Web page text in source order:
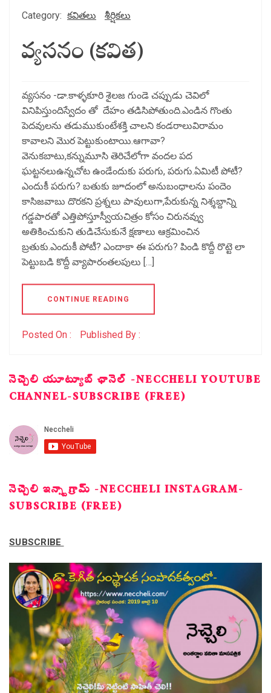
Category: కవితలు శీర్షికలు
వ్యసనం (కవిత)
వ్యసనం -డా.కాళ్ళకూరి శైలజ గుండె చప్పుడు చెవిలో
వినిపిస్తుందిస్వేదం తో దేహం తడిసిపోతుంది.ఎండిన గొంతు
పెదవులను తడుముకుంటేశక్తి చాలని కండరాలువిరామం
కావాలని మొర పెట్టుకుంటాయి.ఆగావా?
వెనుకబాటు,కన్నుమూసి తెరిచేలోగా వందల పద
ఘట్టనలుఉన్నచోట ఉండేందుకు పరుగు, పరుగు.ఏమిటీ పోటీ?
ఎందుకీ పరుగు? బతుకు జూదంలో అనుబంధాలను పందెం
కాసిజవాబు దొరకని ప్రశ్నలు పావులుగా,పేరుకున్న నిశ్శబ్దాన్ని
గడ్డపారతో ఎత్తిపోస్తూస్వీయచిత్రం కోసం చిరునవ్వు
అతికించుకుని తుడిచేసుకునే క్షణాలు ఆక్రమించిన
బ్రతుకు.ఎందుకీ పోటీ? ఎందాకా ఈ పరుగు? పిండి కొద్దీ రొట్టె లా
పెట్టుబడి కొద్దీ వ్యాపారంతలపులు […]
CONTINUE READING
Posted On : Published By :
నెచ్చెలి యూట్యూబ్ ఛానెల్ -NECCHELI YOUTUBE
CHANNEL-SUBSCRIBE (FREE)
నెచ్చెలి ఇన్స్టాగ్రామ్ -NECCHELI INSTAGRAM-
SUBSCRIBE (FREE)
SUBSCRIBE